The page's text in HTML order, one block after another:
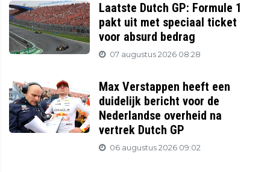
Laatste Dutch GP: Formule 1
pakt uit met speciaal ticket
voor absurd bedrag
07 augustus 2026 08:28
Max Verstappen heeft een
duidelijk bericht voor de
Nederlandse overheid na
vertrek Dutch GP
06 augustus 2026 09:02